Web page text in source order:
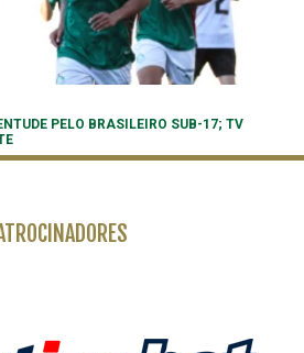
PELO BRASILEIRO SUB-17; TV